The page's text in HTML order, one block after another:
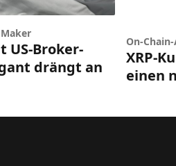
Broker-
drängt an
On-
XRP-
einen